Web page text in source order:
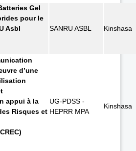
Gel
pour le
Asbl
SANRU ASBL Kinshasa
d’une
appui à la
Risques et
UG-PDSS -
HEPRR MPA
Kinshasa